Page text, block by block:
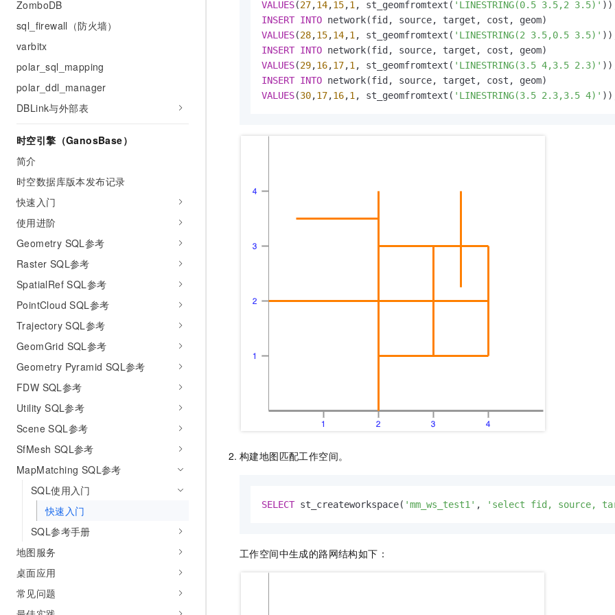
ZomboDB
sql_firewall（防火墙）
varbitx
polar_sql_mapping
polar_ddl_manager
DBLink与外部表
时空引擎（GanosBase）
简介
时空数据库版本发布记录
快速入门
使用进阶
Geometry SQL参考
Raster SQL参考
SpatialRef SQL参考
PointCloud SQL参考
Trajectory SQL参考
GeomGrid SQL参考
Geometry Pyramid SQL参考
FDW SQL参考
Utility SQL参考
Scene SQL参考
SfMesh SQL参考
MapMatching SQL参考
SQL使用入门
快速入门
SQL参考手册
地图服务
桌面应用
常见问题
VALUES(27,14,15,1 , st_geomfromtext( 'LINESTRING(0.5 3.5,2 3.5)'
INSERT INTO
VALUES(28,15,14,1 , st_geomfromtext( 'LINESTRING(2 3.5,0.5 3.5)'
INSERT INTO
VALUES(29,16,17,1 , st_geomfromtext( 'LINESTRING(3.5 4,3.5 2.3)'
INSERT INTO
VALUES(30,17,16,1 , st_geomfromtext( 'LINESTRING(3.5 2.3,3.5 4)'
构建地图匹配工作空间。
SELECT st_createworkspace( 'mm_ws_test1' , 'select fid, source,
工作空间中生成的路网结构如下：